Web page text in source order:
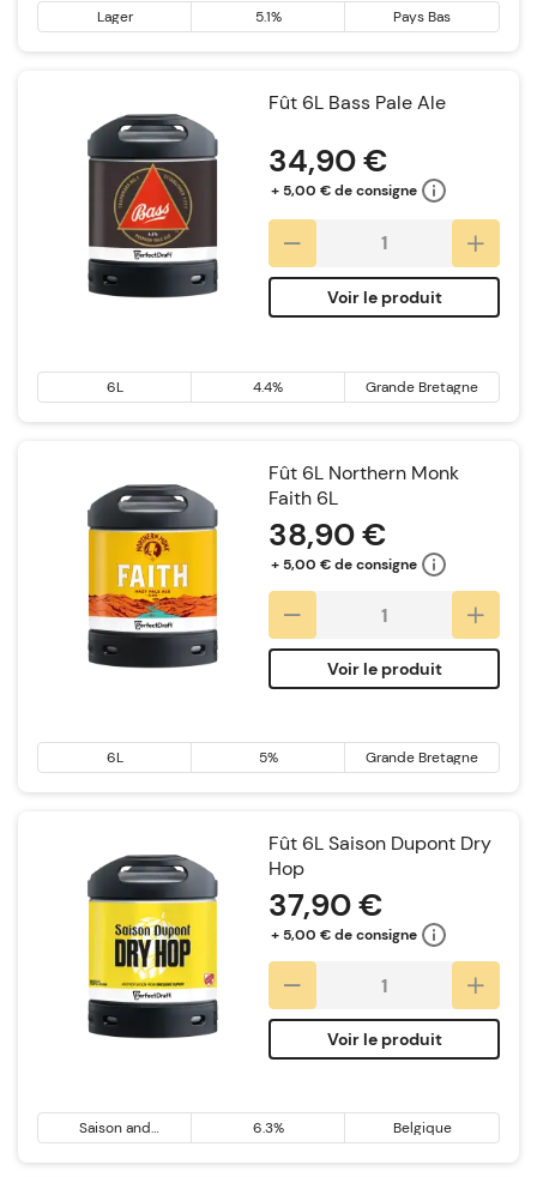
Lager 5.1% Pays Bas
Fût 6L Bass Pale Ale
34,90 €
+ 5,00 € de consigne
Voir le produit
6L 4.4% Grande Bretagne
Fût 6L Northern Monk
Faith 6L
38,90 €
+ 5,00 € de consigne
Voir le produit
6L 5% Grande Bretagne
Fût 6L Saison Dupont Dry
Hop
37,90 €
+ 5,00 € de consigne
Voir le produit
Saison and
Farmhouse Ale
6.3% Belgique